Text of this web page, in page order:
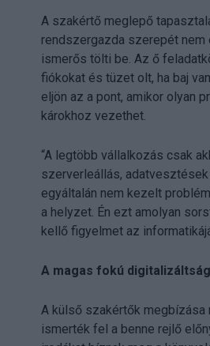
A szakértő meglepő
rendszergazda szerepét nem
ismerős tölti be. Az ő
fiókokat és tüzet olt, ha baj
eljön az a pont, amikor olyan
károkhoz vezethet.
“A legtöbb vállalkozás csak
szerverleállás,
egyáltalán nem kezelt
a helyzet. Én ezt amolyan
kellő figyelmet az
A magas fokú
A külső szakértők megbízása
ismerték fel a benne rejlő